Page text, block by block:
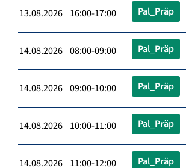
13.08.2026 16:00-17:00 Pal_Präp
14.08.2026 08:00-09:00 Pal_Präp
14.08.2026 09:00-10:00 Pal_Präp
14.08.2026 10:00-11:00 Pal_Präp
14.08.2026 11:00-12:00 Pal_Präp